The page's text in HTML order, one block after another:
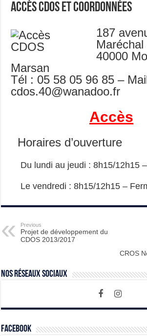
Accès CDOS et Coordonnées
187
40000
Marsan
Tél : 05 58 05 96 85 –
cdos.40@wanadoo.fr
Accès
Horaires d’ouverture
Du lundi au jeudi : 8h15/12h15
Le vendredi : 8h15/12h15 –
Previous
Projet de développement du
CDOS 2013/2017
CROS
Nos Réseaux Sociaux
Facebook